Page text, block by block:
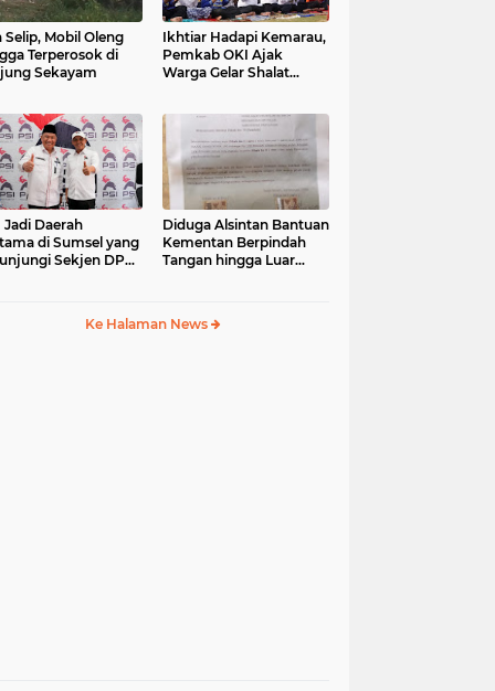
Selip, Mobil Oleng
Terperosok di
Sekayam
Ikhtiar Hadapi Kemarau,
Pemkab OKI Ajak
Warga Gelar Shalat
Jadi Daerah
di Sumsel yang
Sekjen DPP
Diduga Alsintan Bantuan
Kementan Berpindah
Tangan hingga Luar
Ke Halaman News